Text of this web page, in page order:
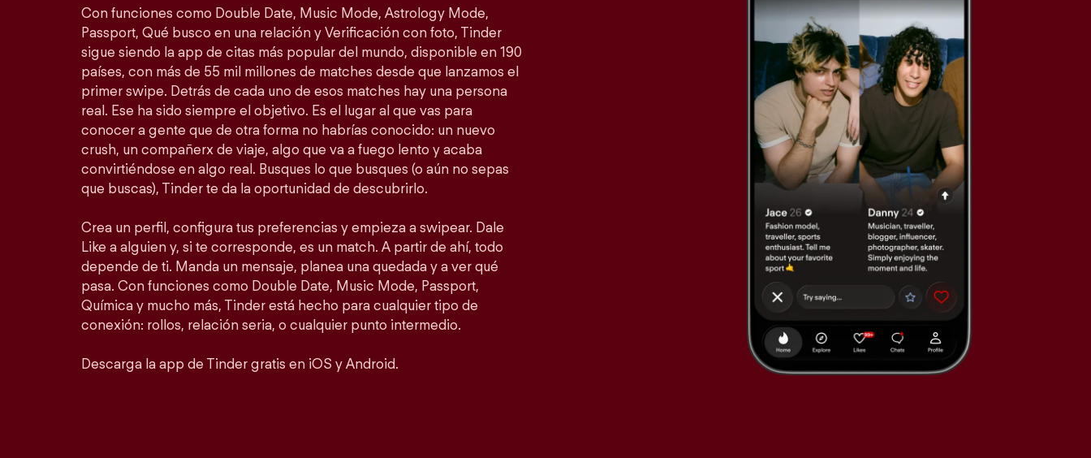
Con funciones como Double Date, Music Mode, Astrology Mode,
Passport, Qué busco en una relación y Verificación con foto, Tinder
sigue siendo la app de citas más popular del mundo, disponible en 190
países, con más de 55 mil millones de matches desde que lanzamos el
primer swipe. Detrás de cada uno de esos matches hay una persona
real. Ese ha sido siempre el objetivo. Es el lugar al que vas para
conocer a gente que de otra forma no habrías conocido: un nuevo
crush, un compañerx de viaje, algo que va a fuego lento y acaba
convirtiéndose en algo real. Busques lo que busques (o aún no sepas
que buscas), Tinder te da la oportunidad de descubrirlo.
Crea un perfil, configura tus preferencias y empieza a swipear. Dale
Like a alguien y, si te corresponde, es un match. A partir de ahí, todo
depende de ti. Manda un mensaje, planea una quedada y a ver qué
pasa. Con funciones como Double Date, Music Mode, Passport,
Química y mucho más, Tinder está hecho para cualquier tipo de
conexión: rollos, relación seria, o cualquier punto intermedio.
Descarga la app de Tinder gratis en iOS y Android.